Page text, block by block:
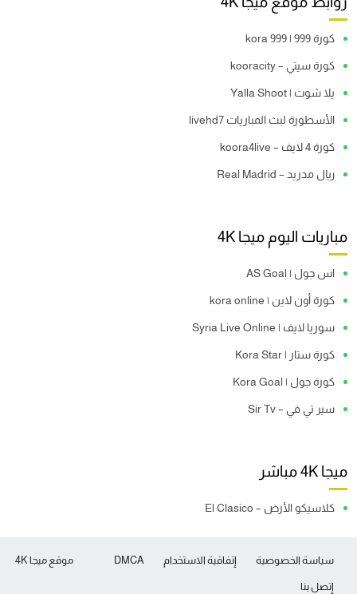
كورة 999 | kora 999
كورة سيتي – kooracity
يلا شوت | Yalla Shoot
الأسطورة لبث المباريات livehd7
كورة 4 لايف – koora4live
ريال مدريد – Real Madrid
مباريات اليوم ميجا 4K
اس جول | AS Goal
كورة أون لاين | kora online
سوريا لايف | Syria Live Online
كورة ستار | Kora Star
كورة جول | Kora Goal
سير تي في – Sir Tv
ميجا 4K مباشر
كلاسيكو الأرض – El Clasico
موقع ميجا 4K سياسة الخصوصية إتفاقية الاستخدام DMCA
إتصل بنا